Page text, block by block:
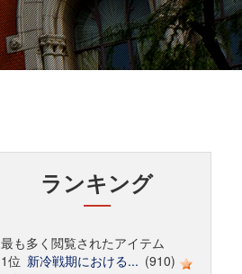
ランキング
最も多く閲覧されたアイテム
1位 新冷戦期における... (910)